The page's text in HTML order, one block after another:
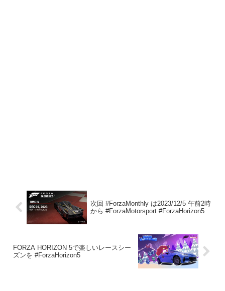
次回 #ForzaMonthly は2023/12/5 午前2時
から #ForzaMotorsport #ForzaHorizon5
FORZA HORIZON 5で楽しいレースシー
ズンを #ForzaHorizon5